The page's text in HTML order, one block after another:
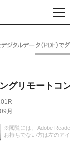
グリモートコ
月
※閲覧には、Adobe
お持ちでない方は左のア